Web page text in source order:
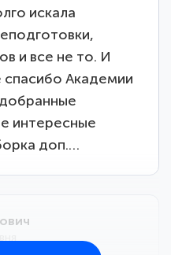
искала
и все не то. И
Академии
интересные
доп.…